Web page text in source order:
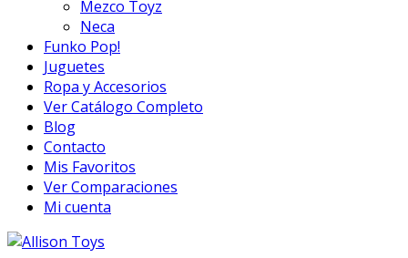
Mezco Toyz
Neca
Funko Pop!
Juguetes
Ropa y Accesorios
Ver Catálogo Completo
Blog
Contacto
Mis Favoritos
Ver Comparaciones
Mi cuenta